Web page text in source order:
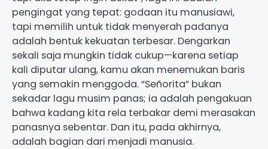
pengingat yang tepat: godaan itu manusiawi,
tapi memilih untuk tidak menyerah padanya
adalah bentuk kekuatan terbesar. Dengarkan
sekali saja mungkin tidak cukup—karena setiap
kali diputar ulang, kamu akan menemukan baris
yang semakin menggoda. “Señorita” bukan
sekadar lagu musim panas; ia adalah pengakuan
bahwa kadang kita rela terbakar demi merasakan
panasnya sebentar. Dan itu, pada akhirnya,
adalah bagian dari menjadi manusia.